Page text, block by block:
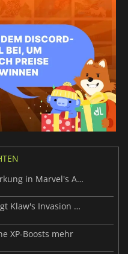
Die War Table bekommt Verstärkung in Marvel's Avengers
Marvel's Avengers-Update bringt Klaw's Invasion und Spider-Man
XP-Boosts mehr